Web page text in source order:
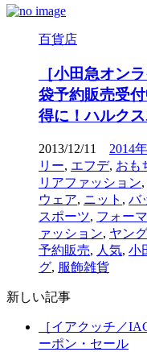
百貨店
［小田急オン
袋予約販売受
得に！ハルクス
2013/12/11 2014
リー, エフデ, おも
リアファッション,
ウェア, ニット , バ
スポーツ, フォー
ァッション, ヤング
予約販売, 人気, 小
グ, 服飾雑貨
新しい記事
［イアクッチ／
ーポン・セール